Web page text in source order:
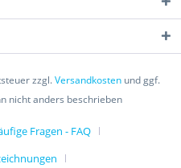
zzgl.Versandkosten und ggf.
nicht anders beschrieben
Fragen - FAQ